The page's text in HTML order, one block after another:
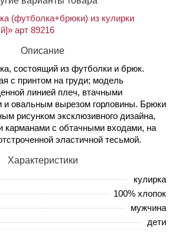
(футболка+брюки) из кулирки
арт 89216
Описание
состоящий из футболки и брюк.
с принтом на груди; модель
линией плеч, втачными
и овальным вырезом горловины. Брюки
рисунком эксклюзивного дизайна,
карманами с обтачными входами, на
эластичной тесьмой.
Характеристики
кулирка
100% хлопок
мужчина
дети